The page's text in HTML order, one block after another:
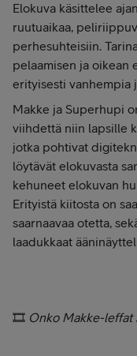
Elokuva käsittelee
ruutuaikaa,
perhesuhteisiin.
pelaamisen ja oikean
erityisesti vanhempia
Makke ja Superhupi
viihdettä niin lapsille
jotka pohtivat
löytävät elokuvasta
kehuneet elokuvan
Erityistä kiitosta on
saarnaavaa otetta,
laadukkaat
🎞 Onko Makke-leffat